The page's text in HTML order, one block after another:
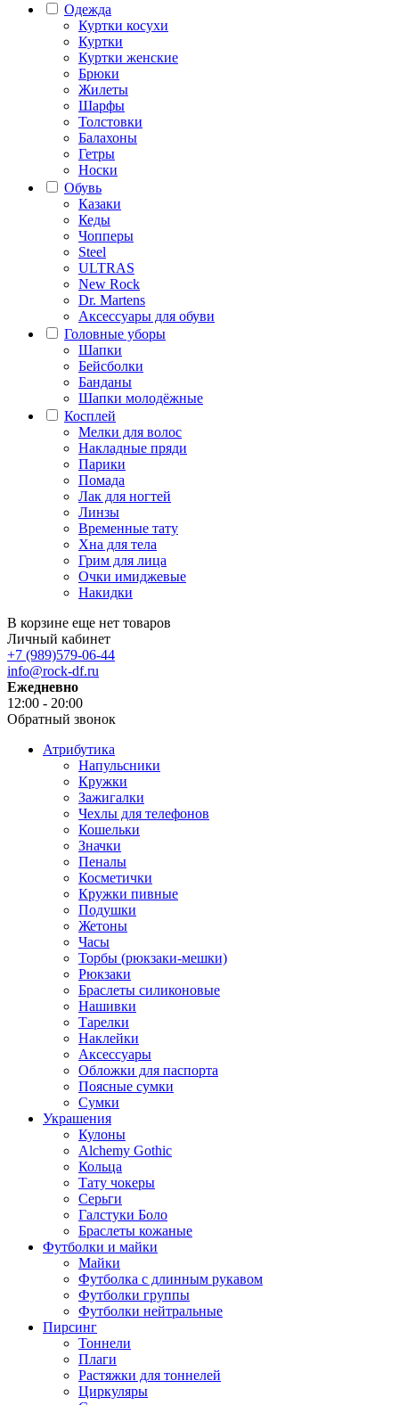
Одежда
Куртки косухи
Куртки
Куртки женские
Брюки
Жилеты
Шарфы
Толстовки
Балахоны
Гетры
Носки
Обувь
Казаки
Кеды
Чопперы
Steel
ULTRAS
New Rock
Dr. Martens
Аксессуары для обуви
Головные уборы
Шапки
Бейсболки
Банданы
Шапки молодёжные
Косплей
Мелки для волос
Накладные пряди
Парики
Помада
Лак для ногтей
Линзы
Временные тату
Хна для тела
Грим для лица
Очки имиджевые
Накидки
В корзине еще нет товаров
Личный кабинет
+7 (989)579-06-44
info@rock-df.ru
Ежедневно
12:00 - 20:00
Обратный звонок
Атрибутика
Напульсники
Кружки
Зажигалки
Чехлы для телефонов
Кошельки
Значки
Пеналы
Косметички
Кружки пивные
Подушки
Жетоны
Часы
Торбы (рюкзаки-мешки)
Рюкзаки
Браслеты силиконовые
Нашивки
Тарелки
Наклейки
Аксессуары
Обложки для паспорта
Поясные сумки
Сумки
Украшения
Кулоны
Alchemy Gothic
Кольца
Тату чокеры
Серьги
Галстуки Боло
Браслеты кожаные
Футболки и майки
Майки
Футболка с длинным рукавом
Футболки группы
Футболки нейтральные
Пирсинг
Тоннели
Плаги
Растяжки для тоннелей
Циркуляры